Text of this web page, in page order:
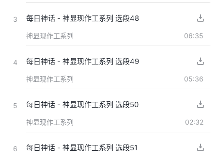
3 每日神话 - 神显现作工系列 选段48
神显现作工系列 06:35
4 每日神话 - 神显现作工系列 选段49
神显现作工系列 05:36
5 每日神话 - 神显现作工系列 选段50
神显现作工系列 02:32
6 每日神话 - 神显现作工系列 选段51